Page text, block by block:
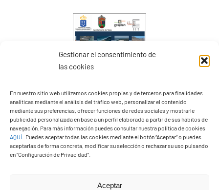
Gestionar el consentimiento de
las cookies
En nuestro sitio web utilizamos cookies propias y de terceros para finalidades
analíticas mediante el análisis del tráfico web, personalizar el contenido
mediante sus preferencias, ofrecer funciones de redes sociales y mostrarle
publicidad personalizada en base a un perfil elaborado a partir de sus hábitos de
navegación. Para más información puedes consultar nuestra política de cookies
AQUÍ
Puedes aceptar todas las cookies mediante el botón “Aceptar” o puedes
aceptarlas de forma concreta, modificar su selección o rechazar su uso pulsando
en “Configuración de Privacidad”.
Aceptar
PGO Definitivo